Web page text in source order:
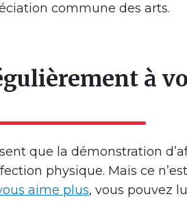
commune des arts.
à
que la démonstration
physique. Mais ce
aime plus, vous pouvez